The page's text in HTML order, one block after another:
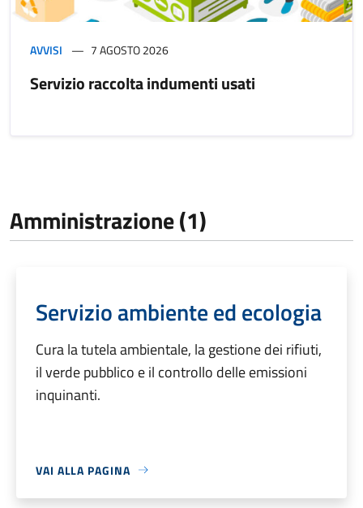
AVVISI 7 AGOSTO 2026
Servizio raccolta indumenti usati
Amministrazione (1)
Servizio ambiente ed ecologia
Cura la tutela ambientale, la gestione dei rifiuti,
il verde pubblico e il controllo delle emissioni
inquinanti.
VAI ALLA PAGINA